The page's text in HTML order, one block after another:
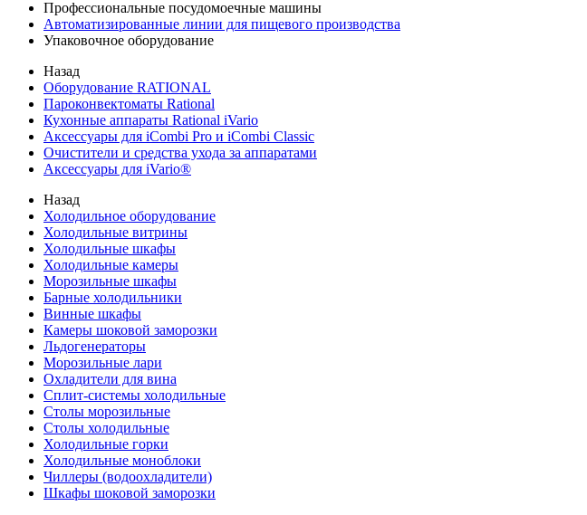
Профессиональные посудомоечные машины
Автоматизированные линии для пищевого производства
Упаковочное оборудование
Назад
Оборудование RATIONAL
Пароконвектоматы Rational
Кухонные аппараты Rational iVario
Аксессуары для iCombi Pro и iCombi Classic
Очистители и средства ухода за аппаратами
Аксессуары для iVario®
Назад
Холодильное оборудование
Холодильные витрины
Холодильные шкафы
Холодильные камеры
Морозильные шкафы
Барные холодильники
Винные шкафы
Камеры шоковой заморозки
Льдогенераторы
Морозильные лари
Охладители для вина
Сплит-системы холодильные
Столы морозильные
Столы холодильные
Холодильные горки
Холодильные моноблоки
Чиллеры (водоохладители)
Шкафы шоковой заморозки